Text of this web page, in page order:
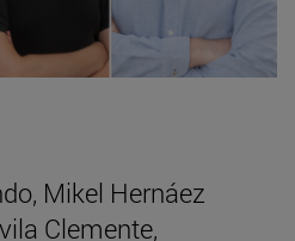
Mikel Hernáez
Clemente,